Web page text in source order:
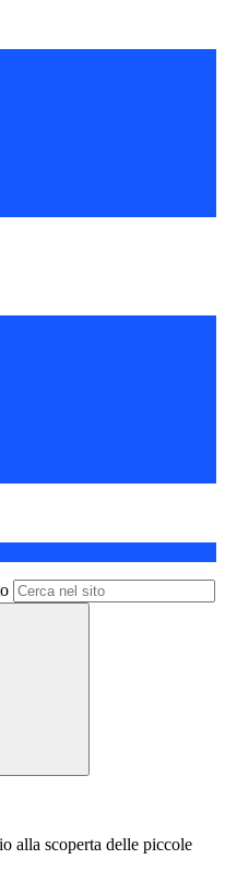
alla scoperta delle piccole